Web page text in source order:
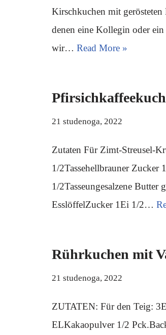
Kirschkuchen mit gerösteten
denen eine Kollegin oder
wir… Read More »
21 studenoga, 2022
Zutaten Für Zimt-Streusel-
1/2Tassehellbrauner Zucker
1/2Tasseungesalzene
EsslöffelZucker 1Ei 1/2…
Rührkuchen mit
21 studenoga, 2022
ZUTATEN: Für den Teig:
ELKakaopulver 1/2